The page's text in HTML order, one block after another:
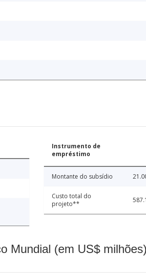
Instrumento de
empréstimo
Montante do subsídio
Custo total do
projeto**
Mundial (em US$